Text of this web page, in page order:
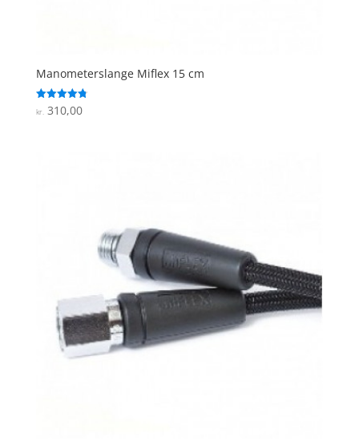
Manometerslange Miflex 15 cm
Vurderet
4.8
kr. 310,00